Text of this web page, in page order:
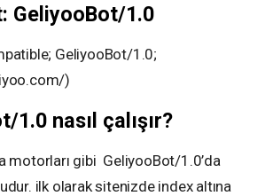
GeliyooBot/1.0
GeliyooBot/1.0;
)
1.0 nasıl çalışır?
motorları gibi GeliyooBot/1.0’da
ilk olarak sitenizde index altına